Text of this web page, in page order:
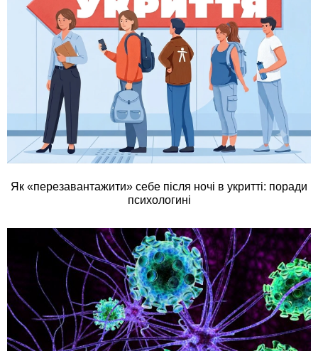
Як «перезавантажити» себе після ночі в укритті: поради
психологині